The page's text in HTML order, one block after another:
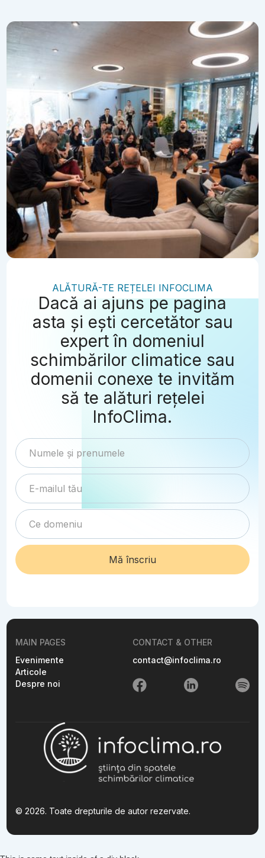
ALĂTURĂ-TE REȚELEI INFOCLIMA
Dacă ai ajuns pe pagina
asta și ești cercetător sau
expert în domeniul
schimbărilor climatice sau
domenii conexe te invităm
să te alături rețelei
InfoClima.
MAIN PAGES
Evenimente
Articole
Despre noi
CONTACT & OTHER
contact@infoclima.ro
© 2026. Toate drepturile de autor rezervate.